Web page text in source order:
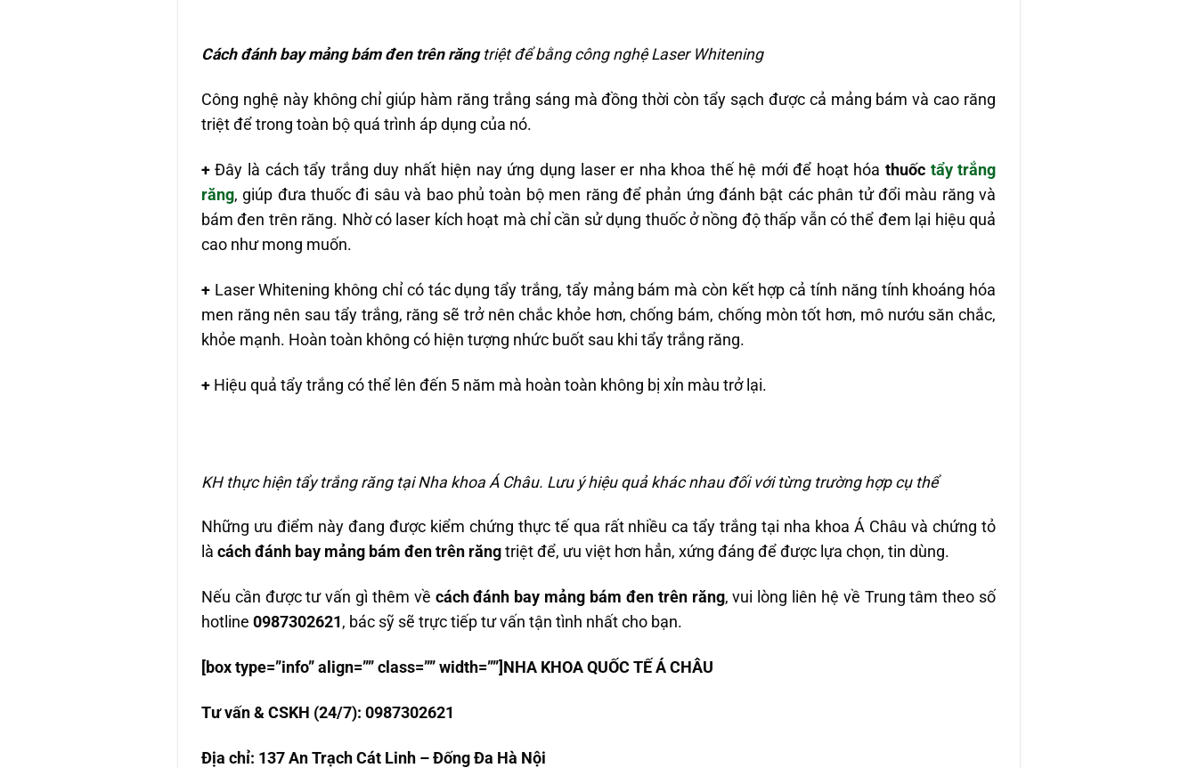
Cách đánh bay mảng bám đen trên răngtriệt để bằng công nghệ Laser Whitening
Công nghệ này không chỉ giúp hàm răng trắng sáng mà đồng thời còn tẩy sạch được cả mảng bám và cao răng
triệt để trong toàn bộ quá trình áp dụng của nó.
+Đây là cách tẩy trắng duy nhất hiện nay ứng dụng laser er nha khoa thế hệ mới để hoạt hóathuốc tẩy trắng
răng, giúp đưa thuốc đi sâu và bao phủ toàn bộ men răng để phản ứng đánh bật các phân tử đổi màu răng và
bám đen trên răng. Nhờ có laser kích hoạt mà chỉ cần sử dụng thuốc ở nồng độ thấp vẫn có thể đem lại hiệu quả
cao như mong muốn.
+Laser Whitening không chỉ có tác dụng tẩy trắng, tẩy mảng bám mà còn kết hợp cả tính năng tính khoáng hóa
men răng nên sau tẩy trắng, răng sẽ trở nên chắc khỏe hơn, chống bám, chống mòn tốt hơn, mô nướu săn chắc,
khỏe mạnh. Hoàn toàn không có hiện tượng nhức buốt sau khi tẩy trắng răng.
+Hiệu quả tẩy trắng có thể lên đến 5 năm mà hoàn toàn không bị xỉn màu trở lại.
KH thực hiện tẩy trắng răng tại Nha khoa Á Châu. Lưu ý hiệu quả khác nhau đối với từng trường hợp cụ thể
Những ưu điểm này đang được kiểm chứng thực tế qua rất nhiều ca tẩy trắng tại nha khoa Á Châu và chứng tỏ
là cách đánh bay mảng bám đen trên răngtriệt để, ưu việt hơn hẳn, xứng đáng để được lựa chọn, tin dùng.
Nếu cần được tư vấn gì thêm về cách đánh bay mảng bám đen trên răng, vui lòng liên hệ về Trung tâm theo số
hotline 0987302621 , bác sỹ sẽ trực tiếp tư vấn tận tình nhất cho bạn.
[box type=”info” align=”” class=”” width=””]NHA KHOA QUỐC TẾÁ CHÂU
Tưvấn & CSKH (24/7): 0987302621
Địa chỉ: 137 An Trạch Cát Linh – Đống Đa Hà Nội